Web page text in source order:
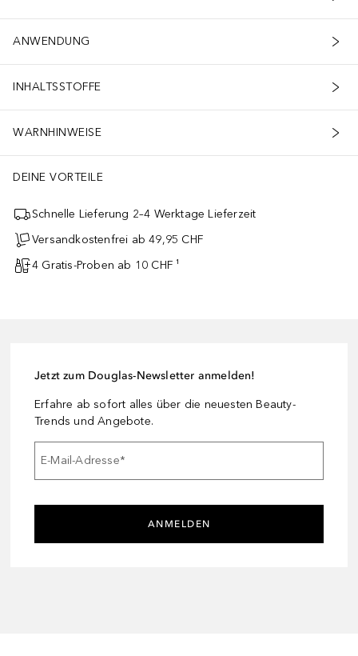
ANWENDUNG
INHALTSSTOFFE
WARNHINWEISE
DEINE VORTEILE
Schnelle Lieferung 2–4 Werktage Lieferzeit
Versandkostenfrei ab 49,95 CHF
4 Gratis-Proben ab 10 CHF ¹
Jetzt zum Douglas-Newsletter anmelden!
Erfahre ab sofort alles über die neuesten Beauty-
Trends und Angebote.
E-Mail-Adresse*
ANMELDEN